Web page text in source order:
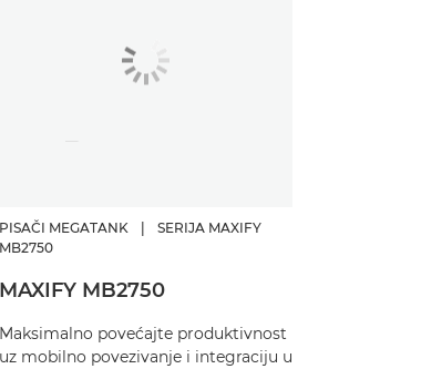
PISAČI MEGATANK
SERIJA MAXIFY
MB2750
MAXIFY MB2750
Maksimalno povećajte produktivnost
uz mobilno povezivanje i integraciju u